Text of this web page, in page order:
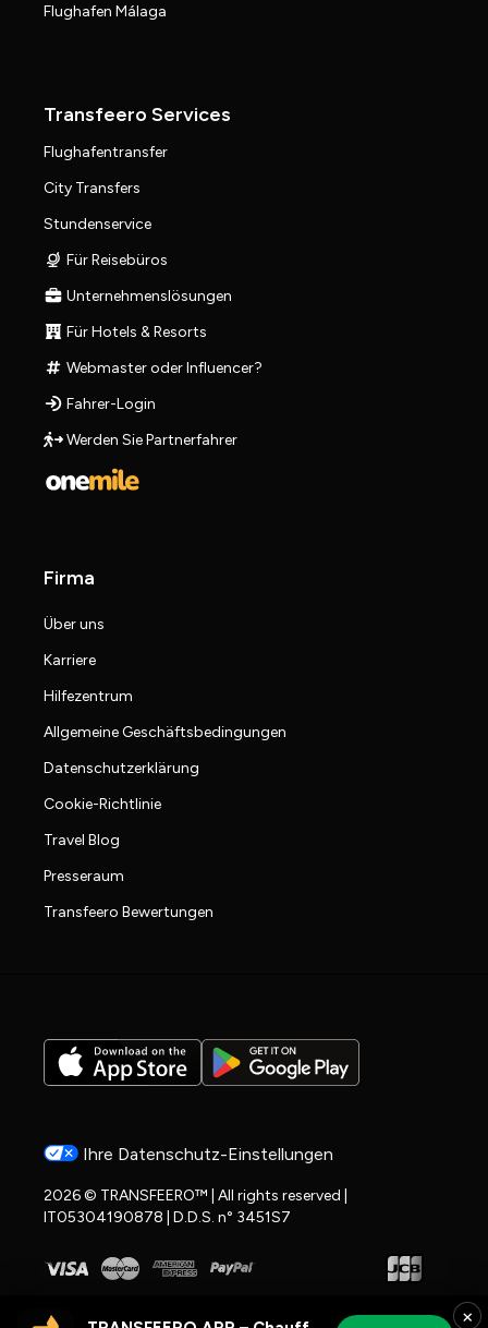
Flughafen Málaga
Transfeero Services
Flughafentransfer
City Transfers
Stundenservice
Für Reisebüros
Unternehmenslösungen
Für Hotels & Resorts
Webmaster oder Influencer?
Fahrer-Login
Werden Sie Partnerfahrer
Firma
Über uns
Karriere
Hilfezentrum
Allgemeine Geschäftsbedingungen
Datenschutzerklärung
Cookie-Richtlinie
Travel Blog
Presseraum
Transfeero Bewertungen
Ihre Datenschutz-Einstellungen
2026 © TRANSFEERO™ | All rights reserved |
IT05304190878 | D.D.S. n° 3451S7
×